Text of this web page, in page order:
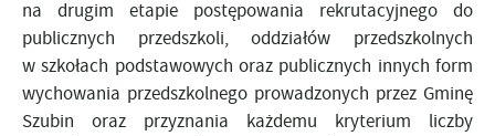
na drugim etapie postępowania rekrutacyjnego do
publicznych przedszkoli, oddziałów przedszkolnych
w szkołach podstawowych oraz publicznych innych form
wychowania przedszkolnego prowadzonych przez Gminę
Szubin oraz przyznania każdemu kryterium liczby